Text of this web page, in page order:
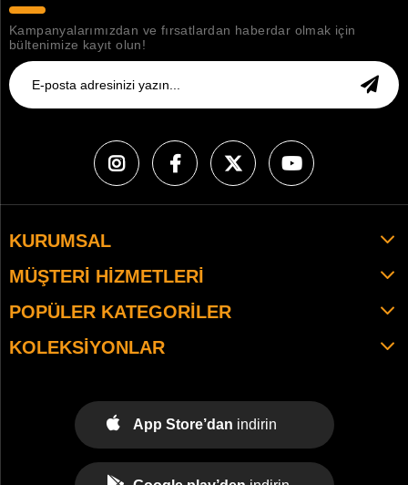
Kampanyalarımızdan ve fırsatlardan haberdar olmak için
bültenimize kayıt olun!
KURUMSAL
MÜŞTERI HIZMETLERI
POPÜLER KATEGORILER
KOLEKSIYONLAR
App Store’dan indirin